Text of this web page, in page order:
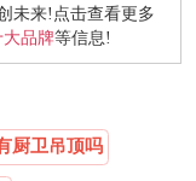
未来!点击查看更多
品牌等信息!
厨卫吊顶吗